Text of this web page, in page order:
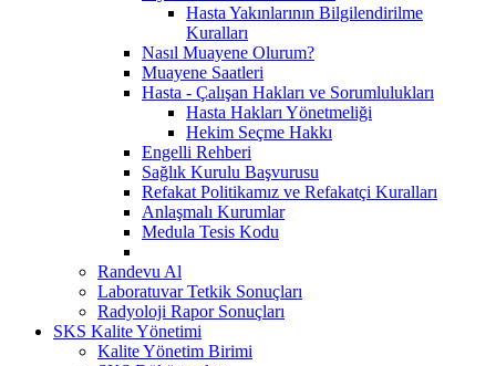
Hasta Yakınlarının Bilgilendirilme
Kuralları
Nasıl Muayene Olurum?
Muayene Saatleri
Hasta - Çalışan Hakları ve Sorumlulukları
Hasta Hakları Yönetmeliği
Hekim Seçme Hakkı
Engelli Rehberi
Sağlık Kurulu Başvurusu
Refakat Politikamız ve Refakatçi Kuralları
Anlaşmalı Kurumlar
Medula Tesis Kodu
Randevu Al
Laboratuvar Tetkik Sonuçları
Radyoloji Rapor Sonuçları
SKS Kalite Yönetimi
Kalite Yönetim Birimi